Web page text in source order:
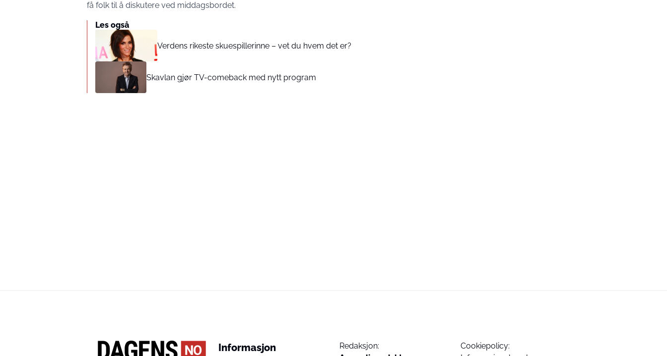
få folk til å diskutere ved middagsbordet.
Les også
Verdens rikeste skuespillerinne – vet du hvem det er?
Skavlan gjør TV-comeback med nytt program
Informasjon
Redaksjon:
Cookiepolicy: